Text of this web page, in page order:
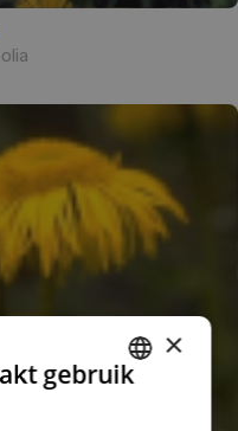
×
gebruik